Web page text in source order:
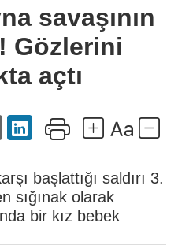
savaşının
Gözlerini
açtı
başlattığı saldırı 3.
sığınak olarak
bir kız bebek